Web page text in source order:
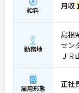
給料 月収
勤務地
島根
セン
ＪＲ
ス・
雇用形態 正社